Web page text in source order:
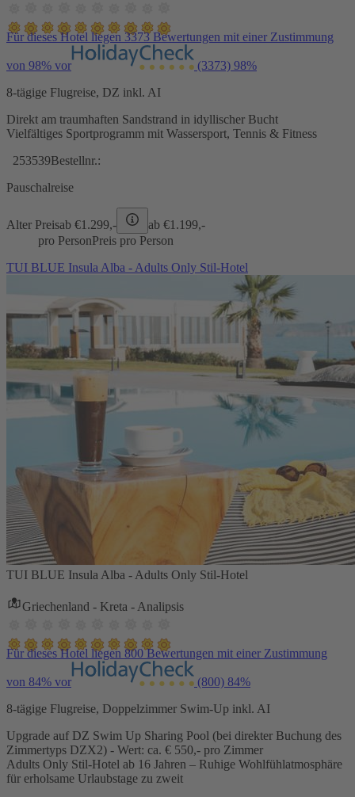
Für dieses Hotel liegen 3373 Bewertungen mit einer Zustimmung
von 98% vor (3373) 98%
8-tägige Flugreise, DZ inkl. AI
Direkt am traumhaften Sandstrand in idyllischer Bucht
Vielfältiges Sportprogramm mit Wassersport, Tennis & Fitness
253539Bestellnr.:
Pauschalreise
Alter Preisab €1.299,- ab €1.199,-
pro PersonPreis pro Person
TUI BLUE Insula Alba - Adults Only Stil-Hotel
TUI BLUE Insula Alba - Adults Only Stil-Hotel
Griechenland - Kreta - Analipsis
Für dieses Hotel liegen 800 Bewertungen mit einer Zustimmung
von 84% vor (800) 84%
8-tägige Flugreise, Doppelzimmer Swim-Up inkl. AI
Upgrade auf DZ Swim Up Sharing Pool (bei direkter Buchung des
Zimmertyps DZX2) - Wert: ca. € 550,- pro Zimmer
Adults Only Stil-Hotel ab 16 Jahren – Ruhige Wohlfühlatmosphäre
für erholsame Urlaubstage zu zweit